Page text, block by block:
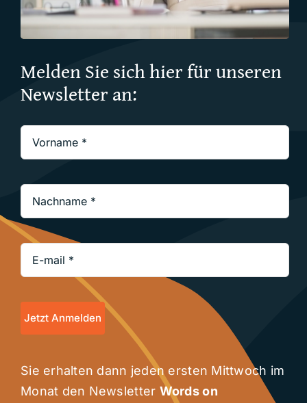
ENGLISH
Melden Sie sich hier für unseren
Newsletter an:
Jetzt Anmelden
Sie erhalten dann jeden ersten Mittwoch im
Monat den Newsletter Words on